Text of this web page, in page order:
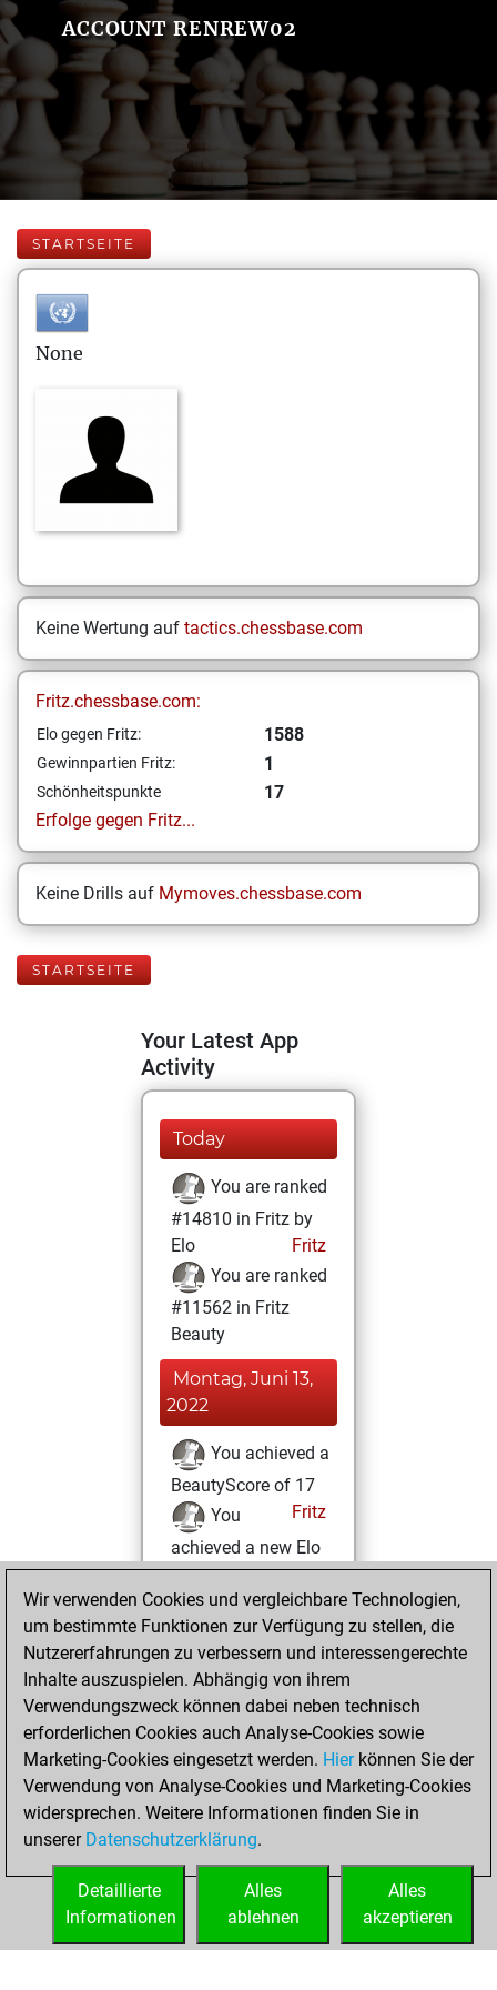
ACCOUNT RENREW02
STARTSEITE
None
Keine Wertung auf tactics.chessbase.com
Fritz.chessbase.com:
Elo gegen Fritz: 1588
Gewinnpartien Fritz: 1
Schönheitspunkte
17
Erfolge gegen Fritz...
Keine Drills auf Mymoves.chessbase.com
STARTSEITE
Your Latest App
Activity
Today
You are ranked
#14810 in Fritz by
Elo
Fritz
You are ranked
#11562 in Fritz
Beauty
Montag, Juni 13,
2022
You achieved a
BeautyScore of 17
Fritz
You
achieved a new Elo
of 1588
Donnerstag, Juni
9, 2022
You won
against Fritz
Fritz
Mittwoch, Mai 18,
2022
You created
your Fritz account
Wir verwenden Cookies und vergleichbare Technologien,
um bestimmte Funktionen zur Verfügung zu stellen, die
Nutzererfahrungen zu verbessern und interessengerechte
Inhalte auszuspielen. Abhängig von ihrem
Verwendungszweck können dabei neben technisch
erforderlichen Cookies auch Analyse-Cookies sowie
Marketing-Cookies eingesetzt werden. Hierkönnen Sie der
Verwendung von Analyse-Cookies und Marketing-Cookies
widersprechen. Weitere Informationen finden Sie in
unserer Datenschutzerklärung.
Alles
akzeptieren
Alles
ablehnen
Detaillierte
Informationen